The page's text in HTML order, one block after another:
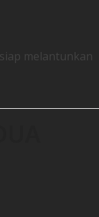
melantunkan